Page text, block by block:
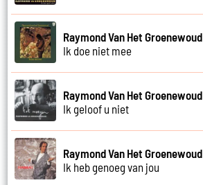
Raymond Van Het Groenewoud
Ik doe niet mee
Raymond Van Het Groenewoud
Ik geloof u niet
Raymond Van Het Groenewoud
Ik heb genoeg van jou